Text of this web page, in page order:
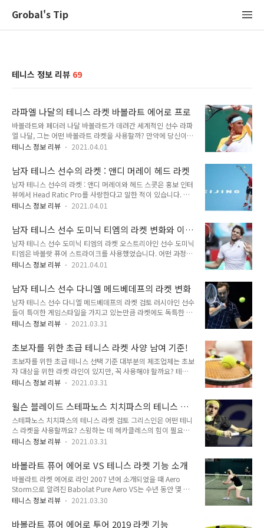
Grobal's Tip
테니스 정보 리뷰 69
라파엘 나달의 테니스 라켓 바볼라트 에어로 프로
바볼라트와 페더러 나달 바볼라트가 데려간 세계적인 선수 라파
엘 나달, 그는 어떤 바볼라트 라켓을 사용할까? 만약에 당신이
에릭 바볼라트에게 그의 증조할아버지의 회사를 세계적인 테니
그는 당신에게 라파엘 나달이라고 대답할 것입니다. 라파엘 나달
은 20회 그랜드슬램 챔피언이 되고, 2004년 투어에 뛰어든 이
후 줄곧 바볼라트 프레임을 사용해 왔습니다. 2000년대 초반부
터 전 세계적으로 바볼라트의 인기가 크게 상승한 데에는 전적으
로 그의 이력이 한 몫 했다고 볼 수 있습니다. 하지만 나달은 그
인가요? 그는 경기에서 Babolat Play Sensor를 사용한 적이
있었나요? 한 번 살펴보겠..
테니스 정보 리뷰 2021.04.01
남자 테니스 선수의 라켓 : 앤디 머레이 헤드 라켓
남자 테니스 선수의 라켓 : 앤디 머레이와 헤드 스콧은 홍보 인터
뷰에서 Head Ratic Pro를 사랑한다고 말한 적이 있습니다. 머
레이가 정말로 사용하는 테니스 라켓은 무엇일까요? 어떤 사람
맨이고, 또 어떤 사람들에게는 그저 지루한 스코틀랜드 테니스
선수일 수 있습니다. 이러한 평가들과 관계없이 이 선수가 그랜
드 슬램 3개와 상금만으로 6천만 달러를 이루기까지 그가 사용
했던 테니스 라켓은 무엇일까요? 앤디 머레이는 주니어선수 시
절때부터 헤드의 브랜드 홍보대사로 일해 왔습니다. Head
하는 유명한 선수들 중 한 명입니다. 이 라켓이 정말 그가 선택한
라켓인지, ..
테니스 정보 리뷰 2021.04.01
남자 테니스 선수 도미닉 티엠의 라켓 변화와 이
유
남자 테니스 선수 도미닉 티엠의 라켓 오스트리아인 선수 도미닉
티엠은 바볼랏 퓨어 스트라이크를 사용했었습니다. 어떤 과정을
통해 선수에게 맞춤화되었을까요? 이 플레이의 가장 깨끗한 기
드 슬램 우승을 차지하는 데 도움이 되었습니다. 그리고 그의 라
켓 스폰서인 바볼라트가 이 우승에서 충분한 공여를 했다고 할
만한 큰 타이틀을 만들었습니다. 그러나 도미닉 티엠은 프랑스경
기에서 영광스러운 백핸드 우승을 했을때 실제로 어떤 프레임 라
켓을 사용했나요? 오스트리아 선수의 테니스 라켓을 자세히 살
미닉 티엠은 바볼라트의 퓨어 스트라이크 라인의 얼굴이었습니
다. 현재 우리에게 알려진 3세대 순수 ..
테니스 정보 리뷰 2021.04.01
남자 테니스 선수 다니엘 메드베데프의 라켓 변화
남자 테니스 선수 다니엘 메드베데프의 라켓 검토 러시아인 선수
들이 특이한 게임스타일을 가지고 있는만큼 라켓에도 독특한 점
이 있을까요? 러사아인들의 테니스 게임에 대해서 설명하기에
가장 좋은 방법입니다. 지난 2년 동안 다니엘 메드베데프는 토너
먼트 추첨이 이루어지는 경기에서 누구도 그들의 섹션에서 만나
고 싶지않은 선수 중 한 명이 되었습니다. 6피트 6인치의 러시아
인은 큰 서브와 다재다능한 백핸드를 가지고 있습니다. 다니엘
메드베데프는 투어에서 다른 사람들처럼 포핸드를 찰싹 때리는
일을 이루기 위해 어떤 라켓으로 사용하는지 한번 알아봅시다 메
드베데프 선수가 실제로 경기에서 사용하는 테니스 라..
테니스 정보 리뷰 2021.03.31
초보자를 위한 초급 테니스 라켓 사양 남여 기준!
초보자를 위한 초급 테니스 선택 기준 대부분의 제조업체는 초보
자 대상을 위한 라켓 라인이 있지만, 꼭 사용해야 할까요? 테니
스 세계에 처음 입문하여 익숙하지 않은 경우 어떤 라켓을 사용
선수에게 조언을 구하면 스윙 웨이트, 프레임 강성 및 스트링 패
턴과 같은 용어에 휩싸 일 수 있습니다. 한편 다른 초보자들은 본
인들이 찾을 수 있는 가장 저렴한 라켓을 골라 공을 치기 시작하
기도 합니다. 1년에 두 번 정도하는 취미라면 괜찮지만, 더 자주
실력을 올리고 플레이하고 싶다면 더 신중하게 구매하고 올바른
입니다. 초보자 라켓에 대한이 짧은 가이드를 통해 라켓 선택 과
정을 훨씬 간단하게 설명..
테니스 정보 리뷰 2021.03.31
윌슨 블레이드 스테파노스 치치파스의 테니스 라
켓
스테파노스 치치파스의 테니스 라켓 검토 그리스인은 어떤 테니
스 라켓을 사용할까요? 스윙하는 데 헤카클레스의 힘이 필요하
나요? 전직 프로 선수 어머니이자 전임 테니스 코치인 아버지에
정은 다소 불가피한 일이었습니다. 그리스인은 2017 년 말 첫
ATP 경기에서 우승했고, 그 이후로 줄곧 랭킹을 끌어올렸습니
다.하지만 그가 지금까지 통산 5승과 그랜드슬램 준결승 3승을
기록하는 데 도움이 된 라켓은 어떤것을 사용했을까요? 한번 알
아보겠습니다. 치치파스는 윌슨(Wilson)의 Blade 98 V7 18 x
사용하는 라켓입니다. '블레이드 Blade 98'은 그의 모든 프로 경
테니스 정보 리뷰 2021.03.31
바볼라트 퓨어 에어로 VS 테니스 라켓 기능 소개
바볼라트 라켓 에어로 라인 2007 년에 소개되었을 때 Aero
Storm으로 알려진 Babolat Pure Aero VS는 수년 동안 몇 가
지 중요한 변화를 선보였습니다. 이 2020년 업데이트를 통해
전략적 위치에서 더 두꺼운 빔을 포함하여 몇 가지 주요 사양을
테니스 정보 리뷰 2021.03.30
바볼라트 퓨어 에어로 투어 2019 라켓 기능